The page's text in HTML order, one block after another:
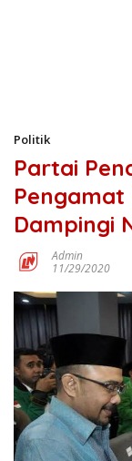
Politik
Partai
Pengamat
Dampingi
Admin
11/29/2020